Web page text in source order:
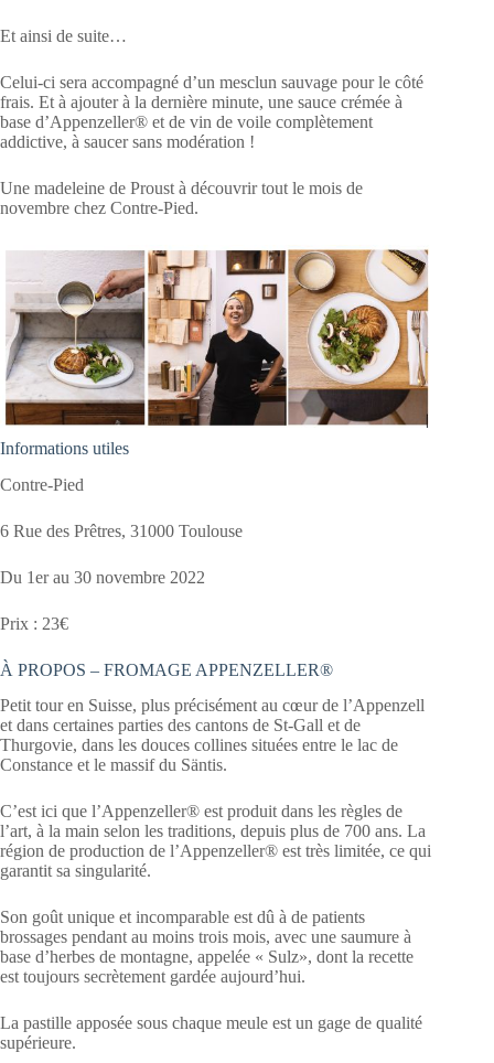
Et ainsi de suite…
Celui-ci sera accompagné d’un mesclun sauvage pour le côté
frais. Et à ajouter à la dernière minute, une sauce crémée à
base d’Appenzeller® et de vin de voile complètement
addictive, à saucer sans modération !
Une madeleine de Proust à découvrir tout le mois de
novembre chez Contre-Pied.
Informations utiles
Contre-Pied
6 Rue des Prêtres, 31000 Toulouse
Du 1er au 30 novembre 2022
Prix : 23€
À PROPOS – FROMAGE APPENZELLER®
Petit tour en Suisse, plus précisément au cœur de l’Appenzell
et dans certaines parties des cantons de St-Gall et de
Thurgovie, dans les douces collines situées entre le lac de
Constance et le massif du Säntis.
C’est ici que l’Appenzeller® est produit dans les règles de
l’art, à la main selon les traditions, depuis plus de 700 ans. La
région de production de l’Appenzeller® est très limitée, ce qui
garantit sa singularité.
Son goût unique et incomparable est dû à de patients
brossages pendant au moins trois mois, avec une saumure à
base d’herbes de montagne, appelée « Sulz», dont la recette
est toujours secrètement gardée aujourd’hui.
La pastille apposée sous chaque meule est un gage de qualité
supérieure.